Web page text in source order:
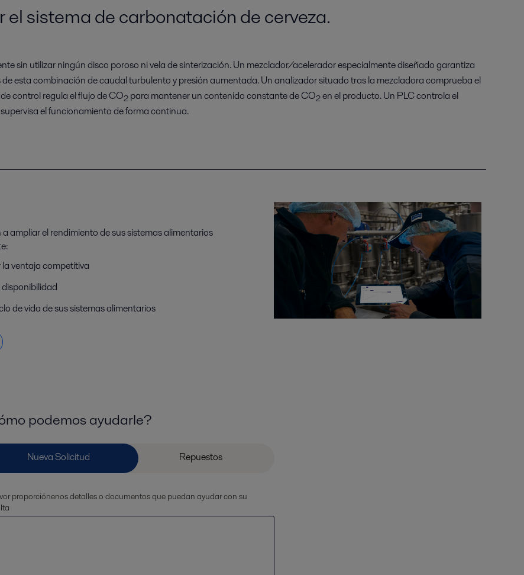
sistema de carbonatación de cerveza.
sin utilizar ningún disco poroso ni vela de sinterización. Un mezclador/acelerador especialmente diseñado garantiza
esta combinación de caudal turbulento y presión aumentada. Un analizador situado tras la mezcladora comprueba el
control regula el flujo de CO2 para mantener un contenido constante de CO2en el producto. Un PLC controla el
el funcionamiento de forma continua.
ampliar el rendimiento de sus sistemas alimentarios
ventaja competitiva
de vida de sus sistemas alimentarios
podemos ayudarle?
proporciónenos detalles o documentos que puedan ayudar con su